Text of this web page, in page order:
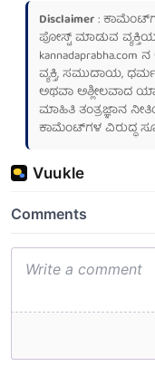
Disclaimer:
ಪೋಸ್ಟ್ ಮಾಡುವ
kannadaprabha.com ನ
ವ್ಯಕ್ತಿ, ಸಮುದಾಯ,
ಅಥವಾ ಅಶ್ಲೀಲವಾದ
ಮಾಹಿತಿ ತಂತ್ರಜ್ಞಾನ
ಕಾಮೆಂಟ್‌ಗಳ ವಿರುದ್ಧ